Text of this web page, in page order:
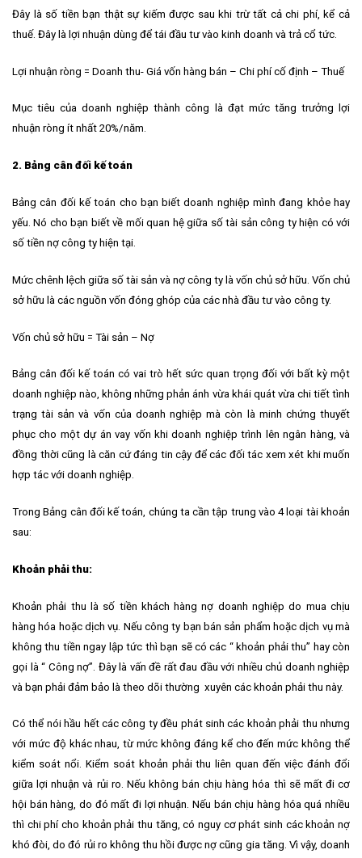
Đây là số tiền bạn thật sự kiếm được sau khi trừ tất cả chi phí, kể cả
thuế. Đây là lợi nhuận dùng để tái đầu tư vào kinh doanh và trả cổ tức.
Lợi nhuận ròng = Doanh thu- Giá vốn hàng bán – Chi phí cố định – Thuế
Mục tiêu của doanh nghiệp thành công là đạt mức tăng trưởng lợi
nhuận ròng ít nhất 20%/năm.
2. Bảng cân đối kế toán
Bảng cân đối kế toán cho bạn biết doanh nghiệp mình đang khỏe hay
yếu. Nó cho bạn biết về mối quan hệ giữa số tài sản công ty hiện có với
số tiền nợ công ty hiện tại.
Mức chênh lệch giữa số tài sản và nợ công ty là vốn chủ sở hữu. Vốn chủ
sở hữu là các nguồn vốn đóng ghóp của các nhà đầu tư vào công ty.
Vốn chủ sở hữu = Tài sản – Nợ
Bảng cân đối kế toán có vai trò hết sức quan trọng đối với bất kỳ một
doanh nghiệp nào, không những phản ánh vừa khái quát vừa chi tiết tình
trạng tài sản và vốn của doanh nghiệp mà còn là minh chứng thuyết
phục cho một dự án vay vốn khi doanh nghiệp trình lên ngân hàng, và
đồng thời cũng là căn cứ đáng tin cậy để các đối tác xem xét khi muốn
hợp tác với doanh nghiệp.
Trong Bảng cân đối kế toán, chúng ta cần tập trung vào 4 loại tài khoản
sau:
Khoản phải thu:
Khoản phải thu là số tiền khách hàng nợ doanh nghiệp do mua chịu
hàng hóa hoặc dịch vụ. Nếu công ty bạn bán sản phẩm hoặc dịch vụ mà
không thu tiền ngay lập tức thì bạn sẽ có các “ khoản phải thu” hay còn
gọi là “ Công nợ”. Đây là vấn đề rất đau đầu với nhiều chủ doanh nghiệp
và bạn phải đảm bảo là theo dõi thường xuyên các khoản phải thu này.
Có thể nói hầu hết các công ty đều phát sinh các khoản phải thu nhưng
với mức độ khác nhau, từ mức không đáng kể cho đến mức không thể
kiểm soát nổi. Kiểm soát khoản phải thu liên quan đến việc đánh đổi
giữa lợi nhuận và rủi ro. Nếu không bán chịu hàng hóa thì sẽ mất đi cơ
hội bán hàng, do đó mất đi lợi nhuận. Nếu bán chịu hàng hóa quá nhiều
thì chi phí cho khoản phải thu tăng, có nguy cơ phát sinh các khoản nợ
khó đòi, do đó rủi ro không thu hồi được nợ cũng gia tăng. Vì vậy, doanh